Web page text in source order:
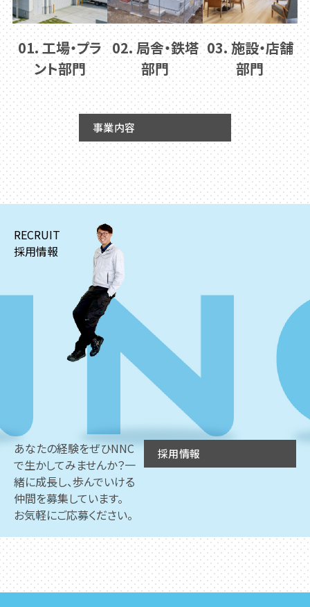
01. 工場・プラ
ント部門
02. 局舎・鉄塔
部門
03. 施設・店舗
部門
事業内容
RECRUIT
採用情報
あなたの経験をぜひNNC
で生かしてみませんか？一
緒に成長し、歩んでいける
仲間を募集しています。
お気軽にご応募ください。
採用情報